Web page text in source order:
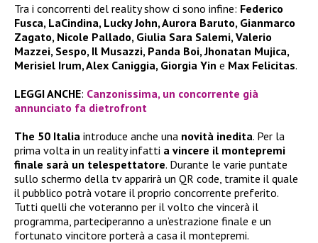
Tra i concorrenti del reality show ci sono infine: Federico
Fusca, LaCindina, Lucky John, Aurora Baruto, Gianmarco
Zagato, Nicole Pallado, Giulia Sara Salemi, Valerio
Mazzei, Sespo, Il Musazzi, Panda Boi, Jhonatan Mujica,
Merisiel Irum, Alex Caniggia, Giorgia Yin e Max Felicitas.
LEGGI ANCHE: Canzonissima, un concorrente già
annunciato fa dietrofront
The 50 Italia introduce anche una novità inedita. Per la
prima volta in un reality infatti a vincere il montepremi
finale sarà un telespettatore. Durante le varie puntate
sullo schermo della tv apparirà un QR code, tramite il quale
il pubblico potrà votare il proprio concorrente preferito.
Tutti quelli che voteranno per il volto che vincerà il
programma, parteciperanno a un’estrazione finale e un
fortunato vincitore porterà a casa il montepremi.